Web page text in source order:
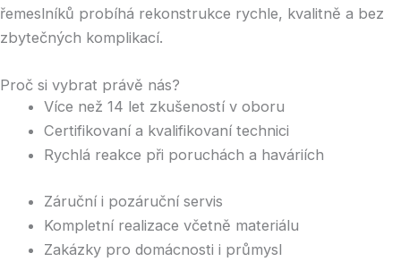
řemeslníků probíhá rekonstrukce rychle, kvalitně a bez
zbytečných komplikací.
Proč si vybrat právě nás?
Více než 14 let zkušeností v oboru
Certifikovaní a kvalifikovaní technici
Rychlá reakce při poruchách a haváriích
Záruční i pozáruční servis
Kompletní realizace včetně materiálu
Zakázky pro domácnosti i průmysl